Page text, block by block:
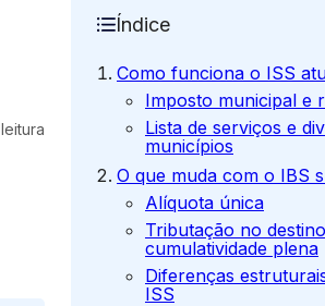
Índice
Como funciona o ISS
Imposto municipal e
Lista de serviços e
municípios
O que muda com o IBS
Alíquota única
Tributação no
cumulatividade plena
Diferenças
ISS